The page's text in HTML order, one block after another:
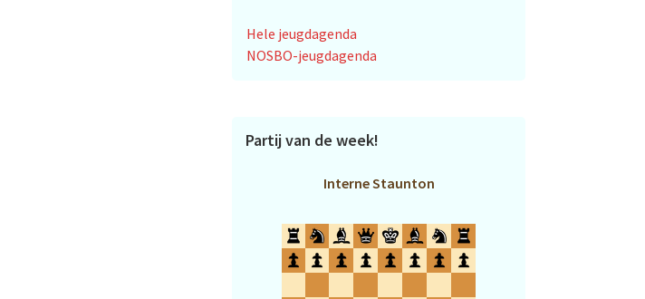
Hele jeugdagenda
NOSBO-jeugdagenda
Partij van de week!
Interne Staunton